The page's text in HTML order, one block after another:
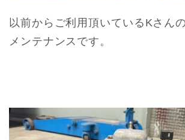
以前からご利用頂いているKさん
メンテナンスです。